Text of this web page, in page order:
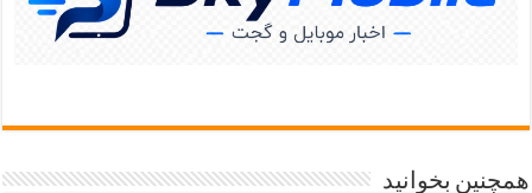
همچنین بخوانید